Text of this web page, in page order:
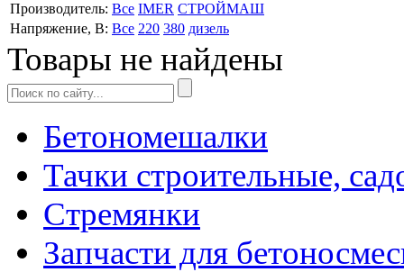
Производитель: Все IMER СТРОЙМАШ
Напряжение, В: Все 220 380 дизель
Товары не найдены
Бетономешалки
Тачки строительные,
Стремянки
Запчасти для